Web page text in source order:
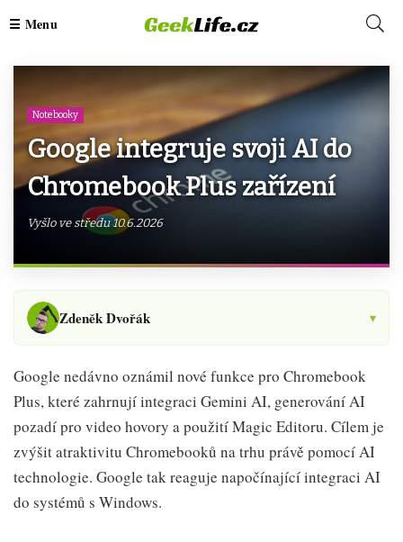
Notebooky
Google integruje svoji AI do
Chromebook Plus zařízení
Vyšlo ve středu 10.6.2026
Zdeněk Dvořák ▾
Google nedávno oznámil nové funkce pro Chromebook
Plus, které zahrnují integraci Gemini AI, generování AI
pozadí pro video hovory a použití Magic Editoru. Cílem je
zvýšit atraktivitu Chromebooků na trhu právě pomocí AI
technologie. Google tak reaguje napočínající integraci AI
do systémů s Windows.